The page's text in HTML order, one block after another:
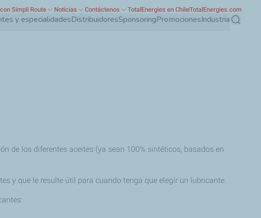
y especialidadesDistribuidoresSponsoringPromocionesIndustria Buscar
Simpli Route Noticias Contáctenos TotalEnergies en ChileTotalEnergies.com
de los diferentes aceites (ya sean 100% sintéticos, basados en
y que le resulte útil para cuando tenga que elegir un lubricante.